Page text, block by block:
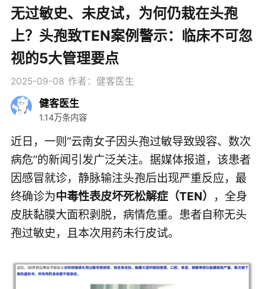
无过敏史、未皮试，为何仍栽在头孢
上？头孢致TEN案例警示：临床不可忽
视的5大管理要点
2025-09-08 作者：健客医生
健客医生
1.14万条内容
近日，一则“云南女子因头孢过敏导致毁容、数次
病危”的新闻引发广泛关注。据媒体报道，该患者
因感冒就诊，静脉输注头孢后出现严重反应，最
终确诊为中毒性表皮坏死松解症（TEN）
，全身
皮肤黏膜大面积剥脱，病情危重。患者自称无头
孢过敏史，且本次用药未行皮试。